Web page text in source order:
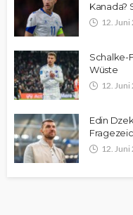
Kanada?
12. Juni
Schalke-
Wüste
12. Juni
Edin
12. Juni